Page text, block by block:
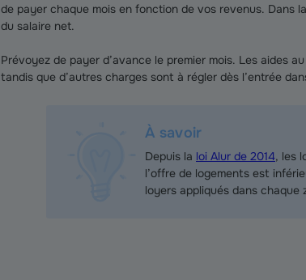
de payer chaque mois en fonction de vos revenus. Dans
du salaire net.
Prévoyez de payer d’avance le premier mois. Les aides
tandis que d’autres charges sont à régler dès l’entrée
À savoir
Depuis la loi Alur de 2014, les
l’offre de logements est
loyers appliqués dans chaque